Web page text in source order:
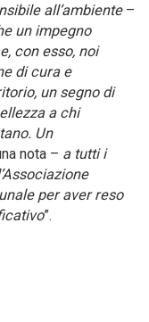
all’ambiente–
un impegno
con esso, noi
di cura e
un segno di
a chi
Un
nota – a tutti i
per aver reso
”.